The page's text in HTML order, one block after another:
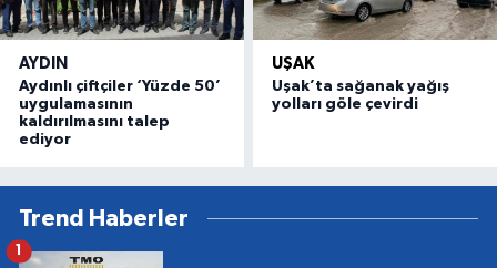
AYDIN
Aydınlı çiftçiler ‘Yüzde 50’
uygulamasının
kaldırılmasını talep
ediyor
UŞAK
Uşak’ta sağanak yağış
yolları göle çevirdi
Trend Haberler
1